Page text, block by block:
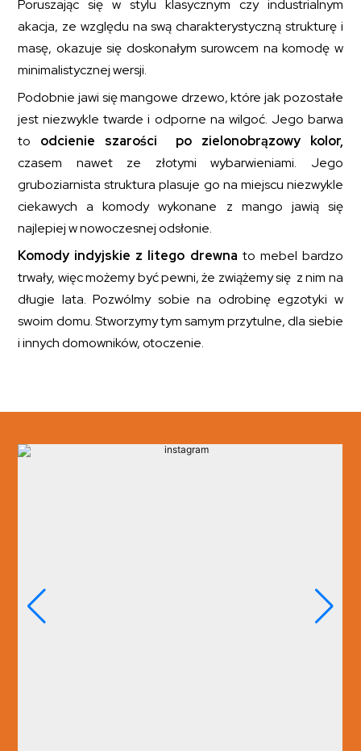
Poruszając się w stylu klasycznym czy industrialnym
akacja, ze względu na swą charakterystyczną strukturę i
masę, okazuje się doskonałym surowcem na komodę w
minimalistycznej wersji.
Podobnie jawi się mangowe drzewo, które jak pozostałe
jest niezwykle twarde i odporne na wilgoć. Jego barwa
to odcienie szarości po zielonobrązowy kolor,
czasem nawet ze złotymi wybarwieniami. Jego
gruboziarnista struktura plasuje go na miejscu niezwykle
ciekawych a komody wykonane z mango jawią się
najlepiej w nowoczesnej odsłonie.
Komody indyjskie z litego drewna to mebel bardzo
trwały, więc możemy być pewni, że zwiążemy się z nim na
długie lata. Pozwólmy sobie na odrobinę egzotyki w
swoim domu. Stworzymy tym samym przytulne, dla siebie
i innych domowników, otoczenie.